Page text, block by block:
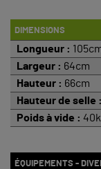
DIMENSIONS
Longueur :
Largeur : 64cm
Hauteur : 66cm
Hauteur de selle :
Poids à vide :
ÉQUIPEMENTS -